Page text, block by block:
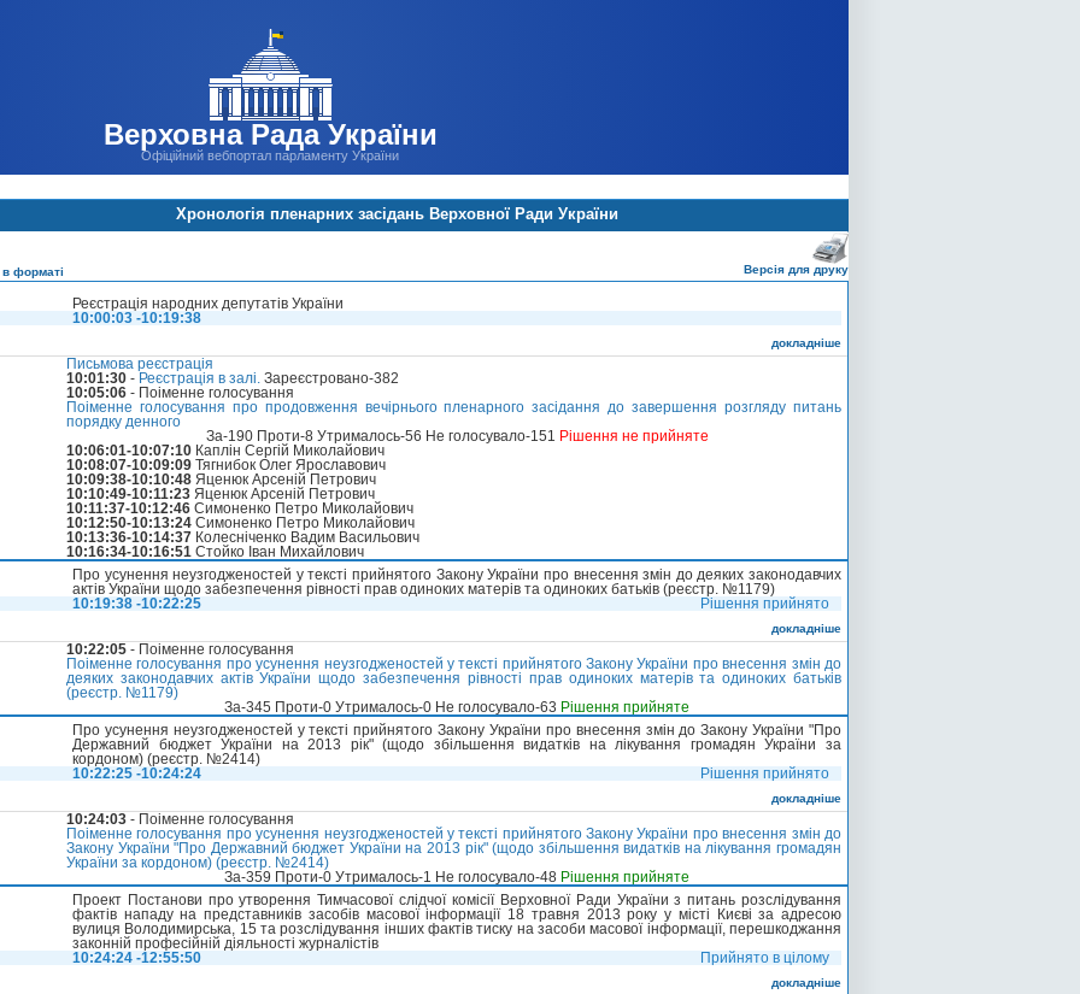
Верховна Рада України
Офіційний вебпортал парламенту України
Хронологія пленарних засідань Верховної Ради України
в форматі
Версія для друку
Реєстрація народних депутатів України
10:00:03 -10:19:38
докладніше
Письмова реєстрація
10:01:30 - Реєстрація в залі. Зареєстровано-382
10:05:06 - Поіменне голосування
Поіменне голосування про продовження вечірнього пленарного засідання до завершення розгляду питань
порядку денного
За-190 Проти-8 Утрималось-56 Не голосувало-151 Рішення не прийняте
10:06:01-10:07:10 Каплін Сергій Миколайович
10:08:07-10:09:09 Тягнибок Олег Ярославович
10:09:38-10:10:48 Яценюк Арсеній Петрович
10:10:49-10:11:23 Яценюк Арсеній Петрович
10:11:37-10:12:46 Симоненко Петро Миколайович
10:12:50-10:13:24 Симоненко Петро Миколайович
10:13:36-10:14:37 Колесніченко Вадим Васильович
10:16:34-10:16:51 Стойко Іван Михайлович
Про усунення неузгодженостей у тексті прийнятого Закону України про внесення змін до деяких законодавчих
актів України щодо забезпечення рівності прав одиноких матерів та одиноких батьків (реєстр. №1179)
10:19:38 -10:22:25
Рішення прийнято
докладніше
10:22:05 - Поіменне голосування
Поіменне голосування про усунення неузгодженостей у тексті прийнятого Закону України про внесення змін до
деяких законодавчих актів України щодо забезпечення рівності прав одиноких матерів та одиноких батьків
(реєстр. №1179)
За-345 Проти-0 Утрималось-0 Не голосувало-63 Рішення прийняте
Про усунення неузгодженостей у тексті прийнятого Закону України про внесення змін до Закону України "Про
Державний бюджет України на 2013 рік" (щодо збільшення видатків на лікування громадян України за
кордоном) (реєстр. №2414)
10:22:25 -10:24:24
Рішення прийнято
докладніше
10:24:03 - Поіменне голосування
Поіменне голосування про усунення неузгодженостей у тексті прийнятого Закону України про внесення змін до
Закону України "Про Державний бюджет України на 2013 рік" (щодо збільшення видатків на лікування громадян
України за кордоном) (реєстр. №2414)
За-359 Проти-0 Утрималось-1 Не голосувало-48 Рішення прийняте
Проект Постанови про утворення Тимчасової слідчої комісії Верховної Ради України з питань розслідування
фактів нападу на представників засобів масової інформації 18 травня 2013 року у місті Києві за адресою
вулиця Володимирська, 15 та розслідування інших фактів тиску на засоби масової інформації, перешкоджання
законній професійній діяльності журналістів
10:24:24 -12:55:50
Прийнято в цілому
докладніше